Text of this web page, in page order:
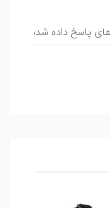
پاسخ داده شده